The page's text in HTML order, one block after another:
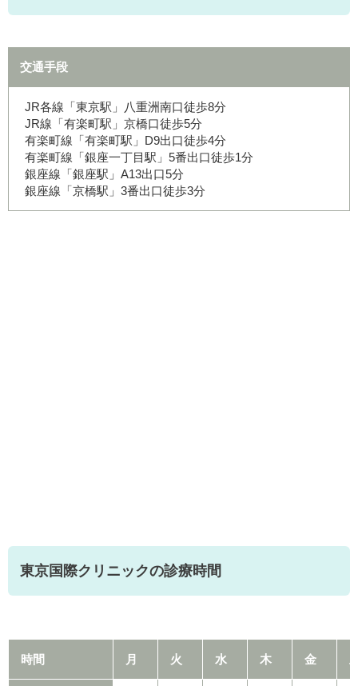
交通手段
JR各線「東京駅」八重洲南口徒歩8分
JR線「有楽町駅」京橋口徒歩5分
有楽町線「有楽町駅」D9出口徒歩4分
有楽町線「銀座一丁目駅」5番出口徒歩1分
銀座線「銀座駅」A13出口5分
銀座線「京橋駅」3番出口徒歩3分
東京国際クリニックの診療時間
時間 月 火 水 木 金